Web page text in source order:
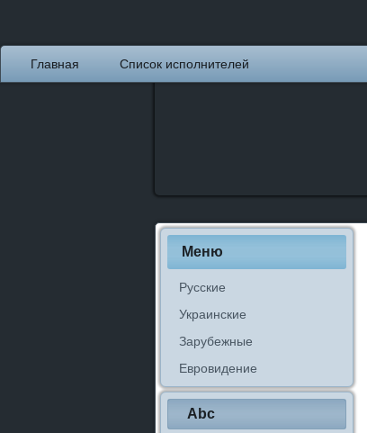
Главная Список исполнителей
Меню
Русские
Украинские
Зарубежные
Евровидение
Abc